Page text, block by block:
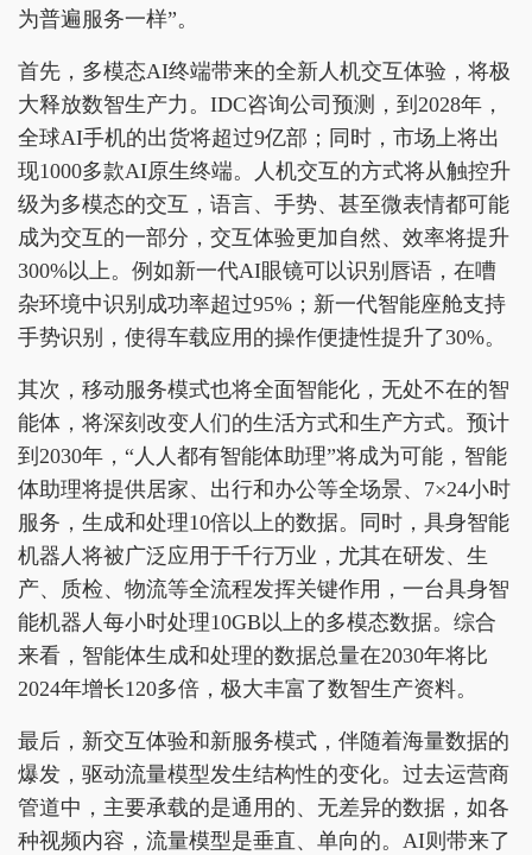
为普遍服务一样”。
首先，多模态AI终端带来的全新人机交互体验，将极
大释放数智生产力。IDC咨询公司预测，到2028年，
全球AI手机的出货将超过9亿部；同时，市场上将出
现1000多款AI原生终端。人机交互的方式将从触控升
级为多模态的交互，语言、手势、甚至微表情都可能
成为交互的一部分，交互体验更加自然、效率将提升
300%以上。例如新一代AI眼镜可以识别唇语，在嘈
杂环境中识别成功率超过95%；新一代智能座舱支持
手势识别，使得车载应用的操作便捷性提升了30%。
其次，移动服务模式也将全面智能化，无处不在的智
能体，将深刻改变人们的生活方式和生产方式。预计
到2030年，“人人都有智能体助理”将成为可能，智能
体助理将提供居家、出行和办公等全场景、7×24小时
服务，生成和处理10倍以上的数据。同时，具身智能
机器人将被广泛应用于千行万业，尤其在研发、生
产、质检、物流等全流程发挥关键作用，一台具身智
能机器人每小时处理10GB以上的多模态数据。综合
来看，智能体生成和处理的数据总量在2030年将比
2024年增长120多倍，极大丰富了数智生产资料。
最后，新交互体验和新服务模式，伴随着海量数据的
爆发，驱动流量模型发生结构性的变化。过去运营商
管道中，主要承载的是通用的、无差异的数据，如各
种视频内容，流量模型是垂直、单向的。AI则带来了